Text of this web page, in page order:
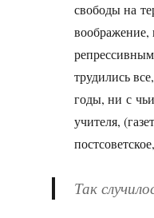
свободы на
воображение,
трудились
годы, ни с
учителя,
Так